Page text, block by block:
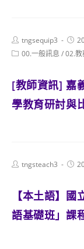
Post
author:
tngsequip3
Post
Post00.一般訊息 /02.教
[教師資訊] 嘉
學教育研討與
Posttngsteach3
Post
【本土語】
語基礎班」課